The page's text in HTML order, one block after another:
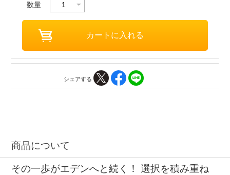
数量
シェアする
商品について
その一歩がエデンへと続く！ 選択を積み重ね